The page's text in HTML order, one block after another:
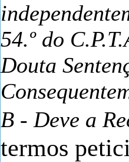
54.º do
Douta
B - Deve a
termos